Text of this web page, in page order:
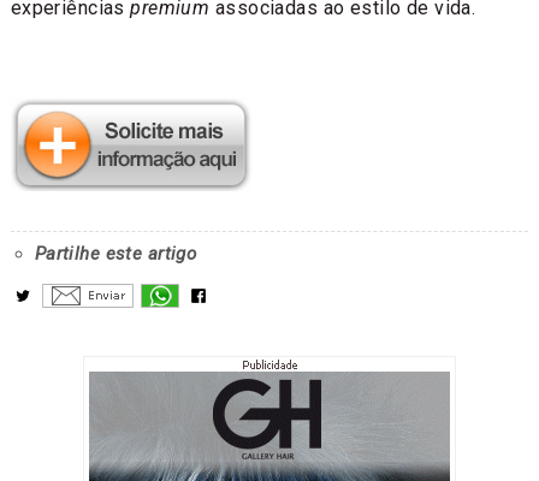
experiênciaspremium associadas ao estilo de vida.
Partilhe este artigo